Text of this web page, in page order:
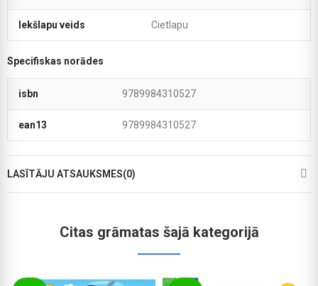
Iekšlapu veids Cietlapu
Specifiskas norādes
isbn 9789984310527
ean13 9789984310527
LASĪTĀJU ATSAUKSMES(0)
Citas grāmatas šajā kategorijā